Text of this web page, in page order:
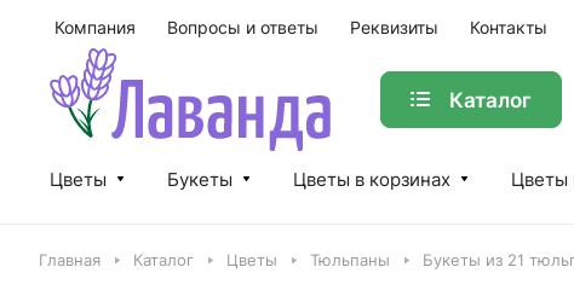
Компания Вопросы и ответы Реквизиты Контакты
Каталог
Цветы Букеты Цветы в корзинах Цветы
Главная Каталог Цветы Тюльпаны Букеты из 21